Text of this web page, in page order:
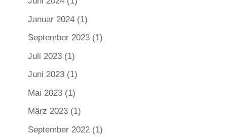
Januar 2024(1)
September 2023(1)
Juli 2023(1)
Juni 2023(1)
Mai 2023(1)
März 2023(1)
September 2022(1)